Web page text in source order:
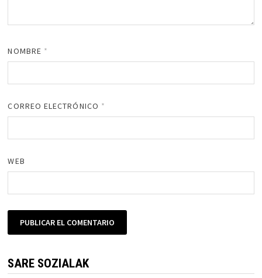
NOMBRE *
CORREO ELECTRÓNICO *
WEB
SARE SOZIALAK